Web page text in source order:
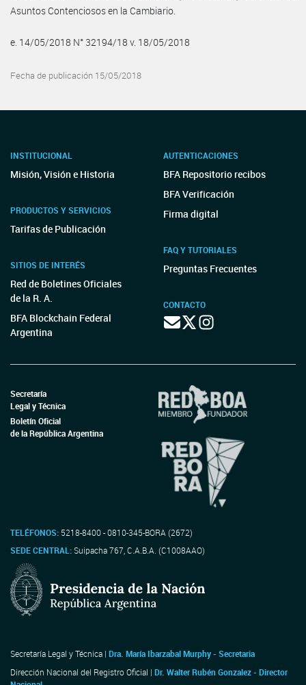
Asuntos Contenciosos en la Cambiario.
e. 14/05/2018 N° 32194/18 v. 18/05/2018
Fecha de publicación 15/05/2018
INSTITUCIONAL
Misión, Visión e Historia
PRODUCTOS Y SERVICIOS
Tarifas de Publicación
SITIOS DE INTERÉS
Red de Boletines Oficiales
de la R. A.
BFA Blockchain Federal
Argentina
AUTENTICACIONES
BFA Repositorio recibos
BFA Verificación
Firma digital
FAQ Y TUTORIALES
Preguntas Frecuentes
CONTACTO
Secretaría
Legal y Técnica
Boletín Oficial
de la República Argentina
TELÉFONOS: 5218-8400 - 0810-345-BORA (2672)
SEDE CENTRAL:Suipacha 767, C.A.B.A. (C1008AAO)
Secretaría Legal y Técnica | Dra. María Ibarzabal Murphy - Secretaria
Dirección Nacional del Registro Oficial | Dr. Walter Rubén Gonzalez - Director